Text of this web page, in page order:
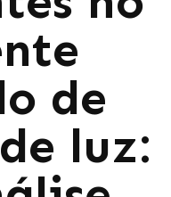
de
luz: